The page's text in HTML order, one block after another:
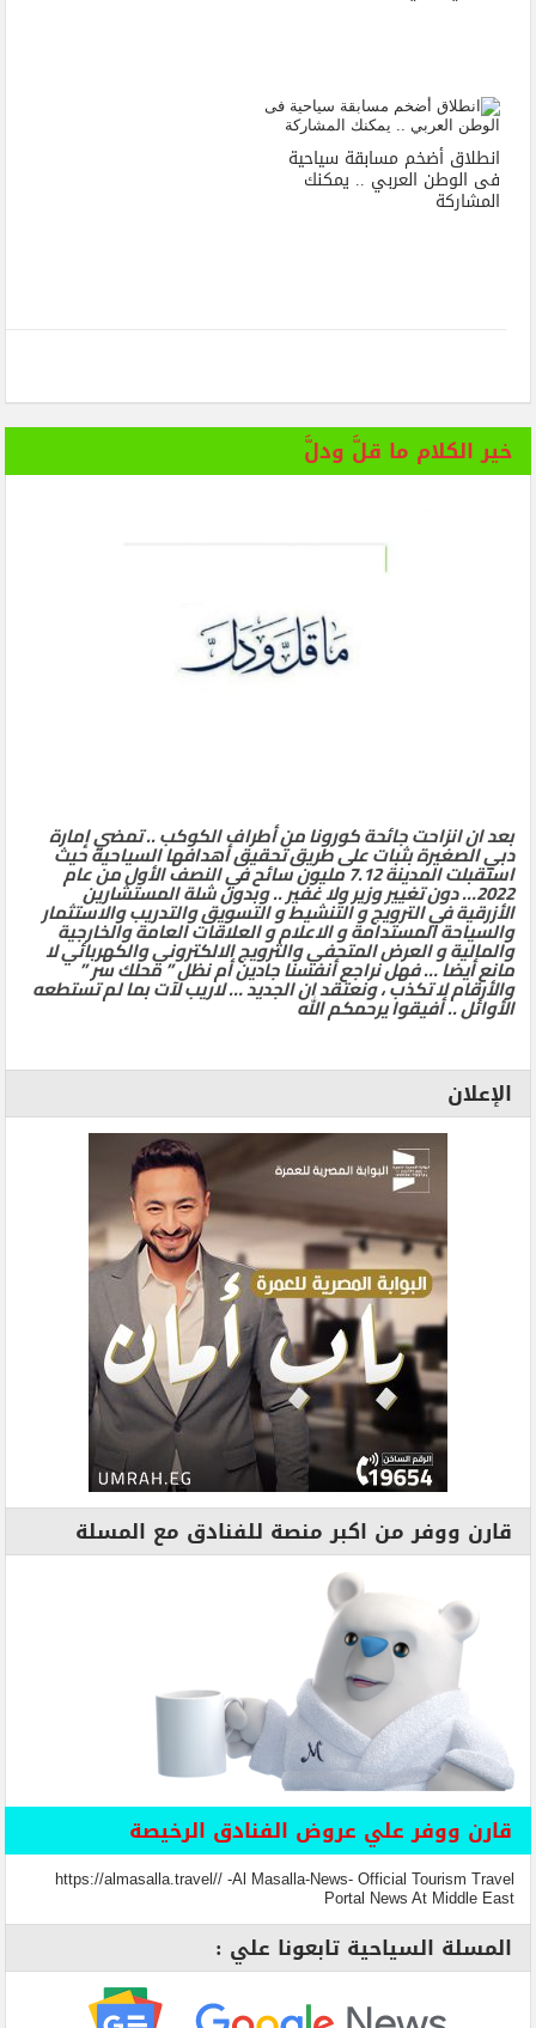
انطلاق أضخم مسابقة سياحية
فى الوطن العربي .. يمكنك
المشاركة
خير الكلام ما قلَّ ودلَّ
بعد ان انزاحت جائحة كورونا من أطراف الكوكب .. تمضي إمارة
دبي الصغيرة بثبات على طريق تحقيق أهدافها السياحية حيث
استقبلت المدينة 7.12 مليون سائح في النصف الأول من عام
2022… دون تغيير وزير ولا غفير .. وبدون شلة المستشارين
الأزرقية في الترويج و التنشيط و التسويق والتدريب والاستثمار
والسياحة المستدامة و الاعلام و العلاقات العامة والخارجية
والمالية و العرض المتحفي والترويج الالكتروني والكهربائي لا
مانع أيضا … فهل نراجع أنفسنا جادين أم نظل ” محلك سر ”
والأرقام لا تكذب ، ونعتقد ان الجديد … لاريب لآت بما لم تستطعه
الأوائل .. أفيقوا يرحمكم الله
الإعلان
قارن ووفر من اكبر منصة للفنادق مع المسلة
قارن ووفر علي عروض الفنادق الرخيصة
https://almasalla.travel// -Al Masalla-News- Official Tourism Travel
Portal News At Middle East
المسلة السياحية تابعونا علي :